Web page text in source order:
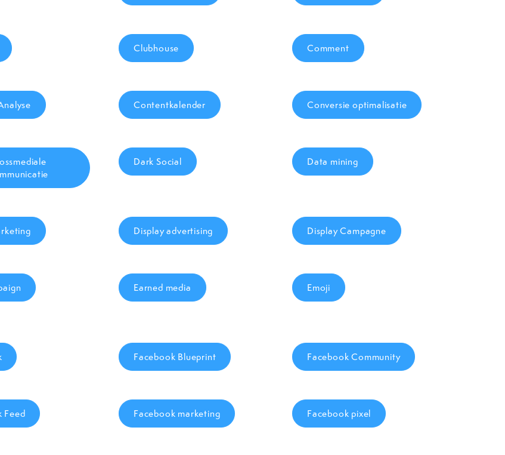
Clubhouse Comment
Contentkalender Conversie optimalisatie
Dark Social Data mining
Display advertising Display Campagne
Earned media Emoji
Facebook Blueprint Facebook Community
Feed Facebook marketing Facebook pixel